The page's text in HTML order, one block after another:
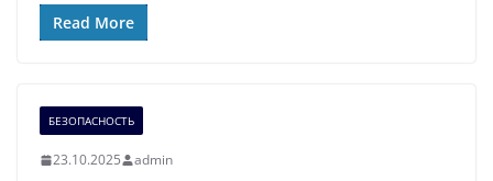
Read More
БЕЗОПАСНОСТЬ
23.10.2025 admin